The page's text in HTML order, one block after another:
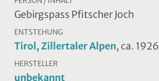
Gebirgspass Pfitscher Joch
ENTSTEHUNG
Tirol, Zillertaler Alpen, ca. 1926
HERSTELLER
unbekannt